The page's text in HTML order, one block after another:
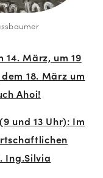
14. März, um 19
18. März um
Ahoi!
und 13 Uhr): Im
Ing.Silvia